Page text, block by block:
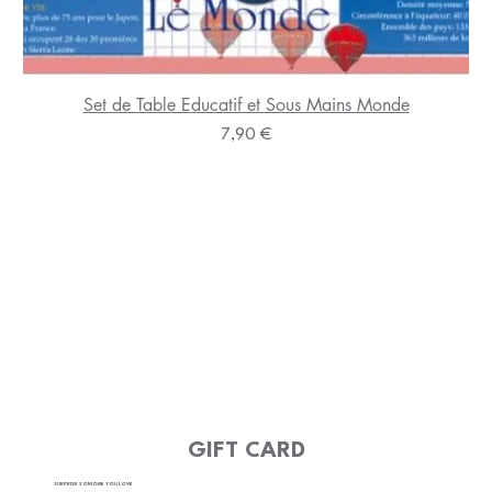
GIFT CARD
SURPRISE SOMONE YOU LOVE
Set de Table Educatif et Sous Mains Monde
Prix
7,90 €